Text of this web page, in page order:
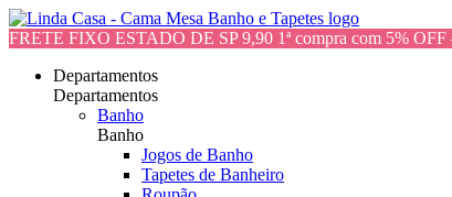
FRETE FIXO ESTADO DE SP 9,90 1ª compra com 5%
Departamentos
Departamentos
Banho
Banho
Jogos de Banho
Tapetes de Banheiro